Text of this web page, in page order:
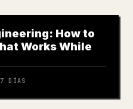
How to
Works While
DÍAS